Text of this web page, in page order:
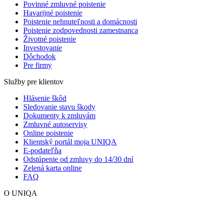
Povinné zmluvné poistenie
Havarijné poistenie
Poistenie nehnuteľnosti a domácnosti
Poistenie zodpovednosti zamestnanca
Životné poistenie
Investovanie
Dôchodok
Pre firmy
Služby pre klientov
Hlásenie škôd
Sledovanie stavu škody
Dokumenty k zmluvám
Zmluvné autoservisy
Online poistenie
Klientský portál moja UNIQA
E-podateľňa
Odstúpenie od zmluvy do 14/30 dní
Zelená karta online
FAQ
O UNIQA